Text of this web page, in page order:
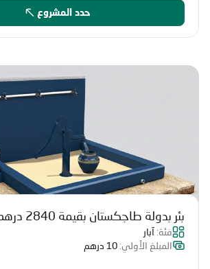
حدد المشروع
بئر بدولة طاجكستان بقيمة 2840 درهم
فئة: آبار
المبلغ الأولي: 10 درهم